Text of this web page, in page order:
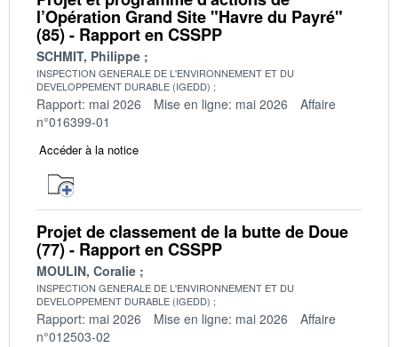
l’Opération Grand Site "Havre du Payré"
(85) - Rapport en CSSPP
SCHMIT, Philippe
INSPECTION GENERALE DE L'ENVIRONNEMENT ET DU
DEVELOPPEMENT DURABLE (IGEDD)
Rapport: mai 2026 Mise en ligne: mai 2026
Affaire
n°016399-01
Accéder à la notice
Projet de classement de la butte de Doue
(77) - Rapport en CSSPP
MOULIN, Coralie
INSPECTION GENERALE DE L'ENVIRONNEMENT ET DU
DEVELOPPEMENT DURABLE (IGEDD)
Rapport: mai 2026 Mise en ligne: mai 2026
Affaire
n°012503-02